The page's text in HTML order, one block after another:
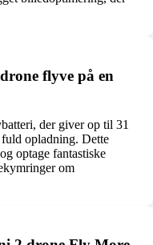
flyve på en
der giver op til 31
opladning. Dette
optage fantastiske
om